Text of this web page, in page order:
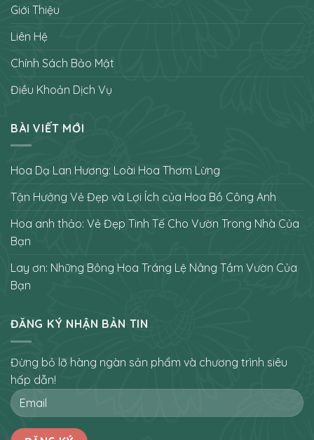
Giới Thiệu
Liên Hệ
Chính Sách Bảo Mật
Điều Khoản Dịch Vụ
BÀI VIẾT MỚI
Hoa Dạ Lan Hương: Loài Hoa Thơm Lừng
Tận Hưởng Vẻ Đẹp và Lợi Ích của Hoa Bồ Công Anh
Hoa anh thảo: Vẻ Đẹp Tinh Tế Cho Vườn Trong Nhà Của
Bạn
Lay ơn: Những Bông Hoa Tráng Lệ Nâng Tầm Vườn Của
Bạn
ĐĂNG KÝ NHẬN BẢN TIN
Đừng bỏ lỡ hàng ngàn sản phẩm và chương trình siêu
hấp dẫn!